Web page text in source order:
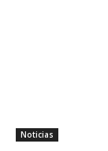
Noticias